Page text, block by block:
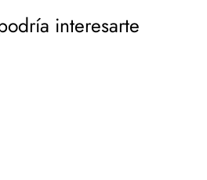
interesarte